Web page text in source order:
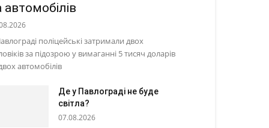
автомобілів
поліцейські затримали двох
за підозрою у вимаганні 5 тисяч доларів
автомобілів
Де у Павлограді не буде
світла?
07.08.2026